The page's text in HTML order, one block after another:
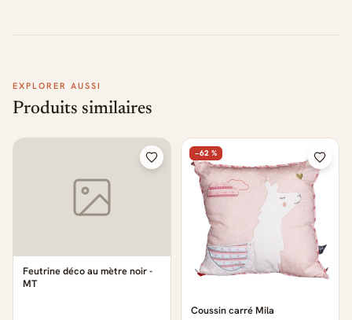
EXPLORER AUSSI
Produits similaires
Feutrine déco au mètre noir -
MT
−62 %
Coussin carré Mila